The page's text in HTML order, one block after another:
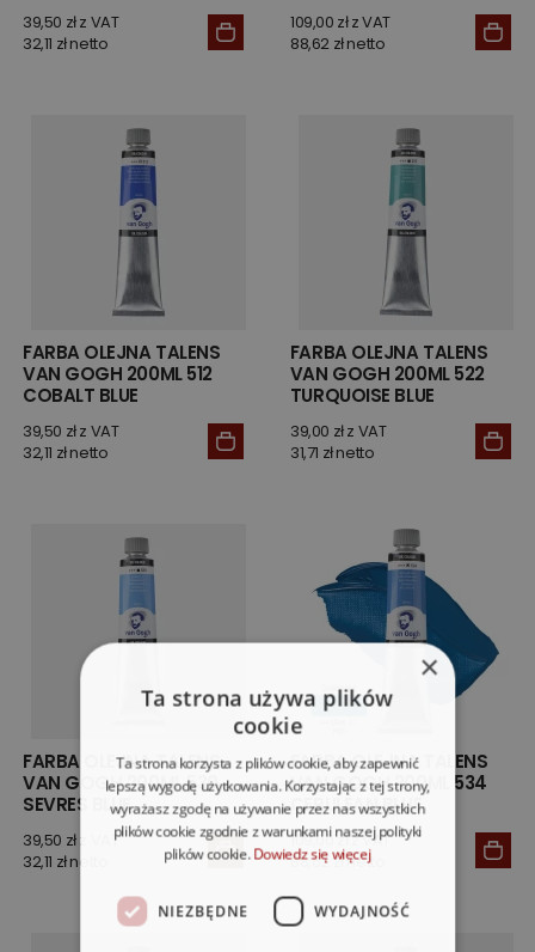
39,50 zł z VAT
32,11 zł netto
109,00 zł z VAT
88,62 zł netto
FARBA OLEJNA TALENS
VAN GOGH 200ML 512
COBALT BLUE
39,50 zł z VAT
32,11 zł netto
FARBA OLEJNA TALENS
VAN GOGH 200ML 522
TURQUOISE BLUE
39,00 zł z VAT
31,71 zł netto
FARBA OLEJNA TALENS
VAN GOGH 200ML 530
SEVRES BLUE
39,50 zł z VAT
32,11 zł netto
FARBA OLEJNA TALENS
VAN GOGH 200ML 534
CERULEAN BLUE
109,00 zł z VAT
88,62 zł netto
×
Ta strona używa plików
cookie
Ta strona korzysta z plików cookie, aby zapewnić
lepszą wygodę użytkowania. Korzystając z tej strony,
wyrażasz zgodę na używanie przez nas wszystkich
plików cookie zgodnie z warunkami naszej polityki
plików cookie.Dowiedz się więcej
NIEZBĘDNE WYDAJNOŚĆ